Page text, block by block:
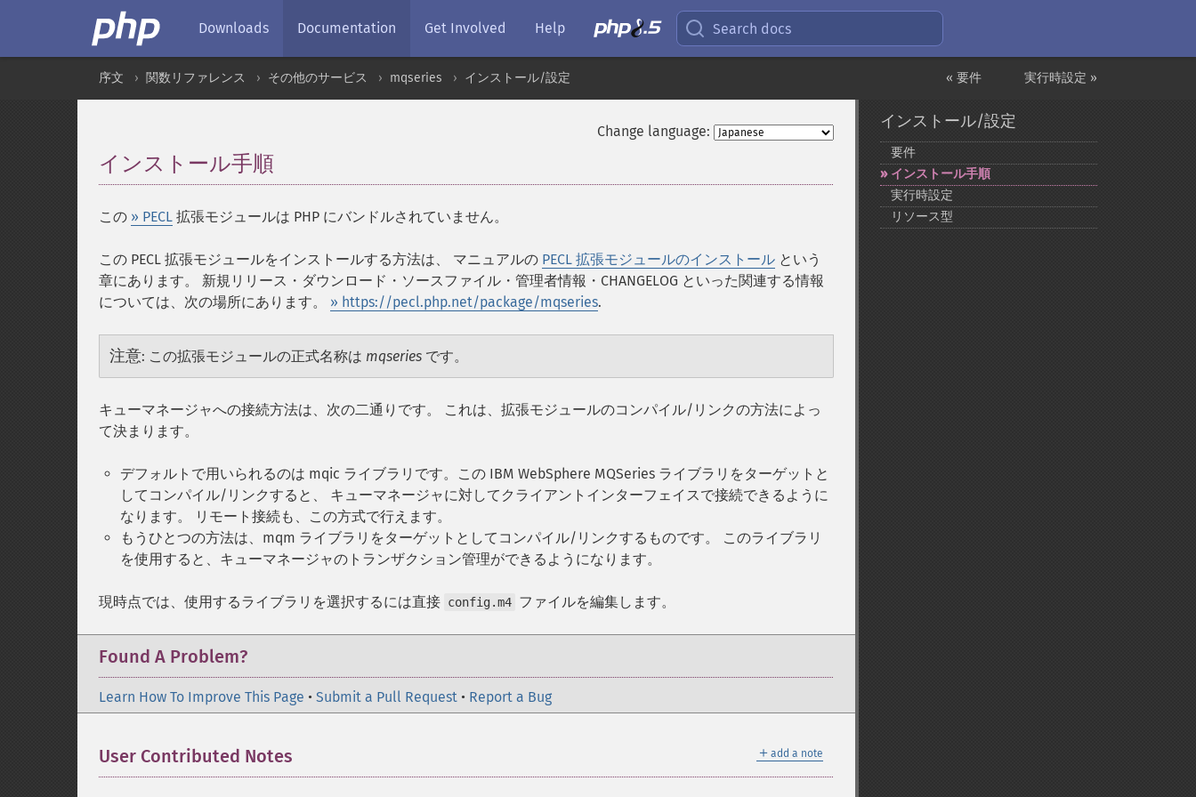
Downloads Documentation Get Involved Help Search docs
実行時設定 »
« 要件
序文 関数リファレンス その他のサービス mqseries インストール/設定
Change language:
インストール手順
この » PECL 拡張モジュールは PHP にバンドルされていません。
この PECL 拡張モジュールをインストールする方法は、 マニュアルの PECL 拡張モジュールのインストール という
章にあります。 新規リリース・ダウンロード・ソースファイル・管理者情報・CHANGELOG といった関連する情報
については、次の場所にあります。 » https://pecl.php.net/package/mqseries.
注意: この拡張モジュールの正式名称は mqseries です。
キューマネージャへの接続方法は、次の二通りです。 これは、拡張モジュールのコンパイル/リンクの方法によっ
て決まります。
デフォルトで用いられるのは mqic ライブラリです。この IBM WebSphere MQSeries ライブラリをターゲットと
してコンパイル/リンクすると、 キューマネージャに対してクライアントインターフェイスで接続できるように
なります。 リモート接続も、この方式で行えます。
もうひとつの方法は、mqm ライブラリをターゲットとしてコンパイル/リンクするものです。 このライブラリ
を使用すると、キューマネージャのトランザクション管理ができるようになります。
現時点では、使用するライブラリを選択するには直接 config.m4 ファイルを編集します。
Found A Problem?
Learn How To Improve This Page • Submit a Pull Request • Report a Bug
＋ add a note
User Contributed Notes
インストール/設定
要件
インストール手順
実行時設定
リソース型